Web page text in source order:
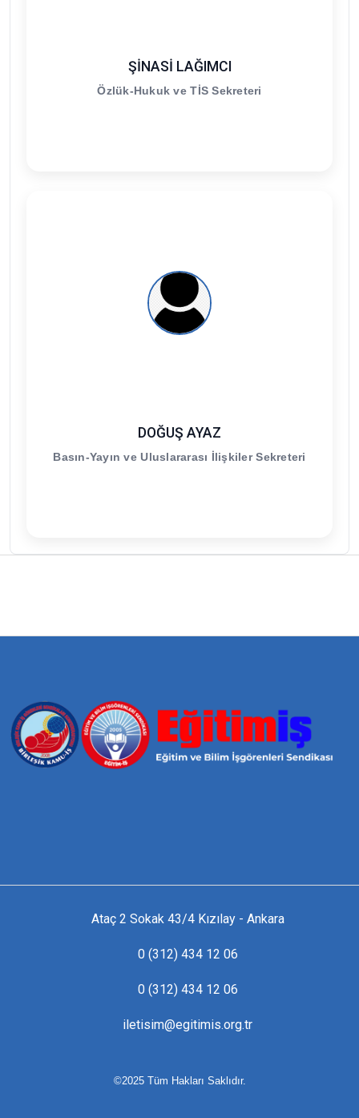
ŞİNASİ LAĞIMCI
Özlük-Hukuk ve TİS Sekreteri
DOĞUŞ AYAZ
Basın-Yayın ve Uluslararası İlişkiler Sekreteri
Ataç 2 Sokak 43/4 Kızılay - Ankara
0 (312) 434 12 06
0 (312) 434 12 06
iletisim@egitimis.org.tr
©2025 Tüm Hakları Saklıdır.